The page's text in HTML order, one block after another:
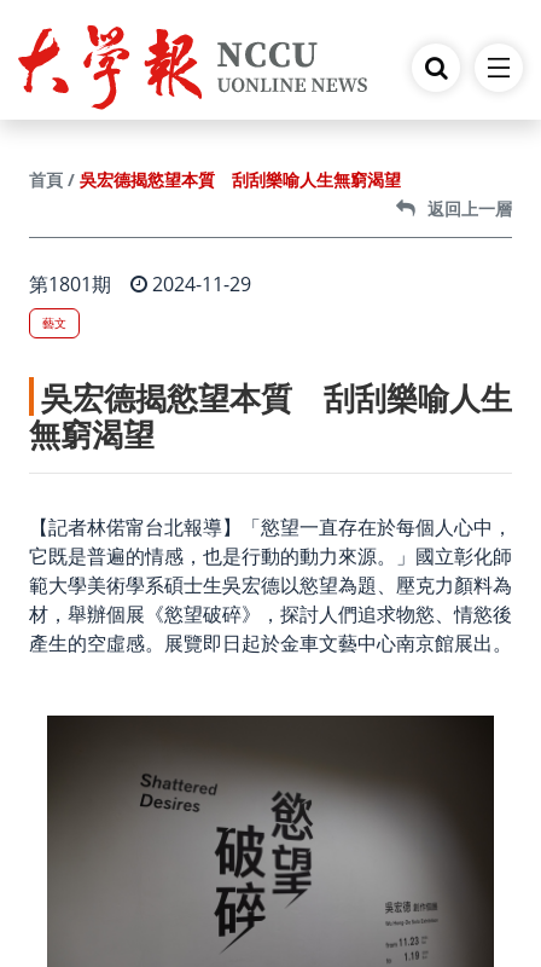
首頁
吳宏德揭慾望本質 刮刮樂喻人生無窮渴望
返回上一層
第1801期 2024-11-29
藝文
吳宏德揭慾望本質 刮刮樂喻人生
無窮渴望
【記者林偌甯台北報導】「慾望一直存在於每個人心中，
它既是普遍的情感，也是行動的動力來源。」國立彰化師
範大學美術學系碩士生吳宏德以慾望為題、壓克力顏料為
材，舉辦個展《慾望破碎》，探討人們追求物慾、情慾後
產生的空虛感。展覽即日起於金車文藝中心南京館展出。